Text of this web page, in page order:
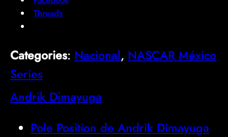
Threads
Categories: Nacional, NASCAR México
Series
Andrik Dimayuga
Pole Position de Andrik Dimayuga